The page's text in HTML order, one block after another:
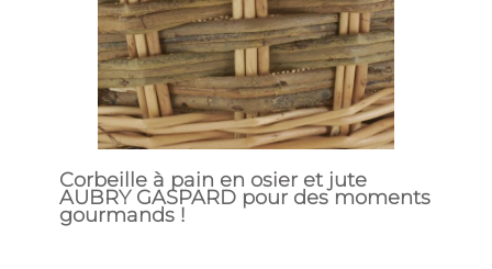
Corbeille à pain en osier et jute
AUBRY GASPARD pour des moments
gourmands !